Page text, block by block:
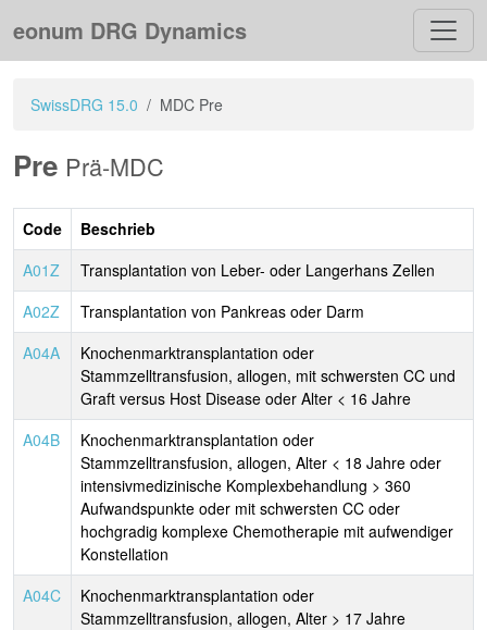
eonum DRG Dynamics
SwissDRG 15.0 MDC Pre
Pre Prä-MDC
Code
Beschrieb
A01Z
Transplantation von Leber- oder Langerhans Zellen
A02Z
Transplantation von Pankreas oder Darm
A04A
Knochenmarktransplantation oder
Stammzelltransfusion, allogen, mit schwersten CC und
Graft versus Host Disease oder Alter < 16 Jahre
A04B
Knochenmarktransplantation oder
Stammzelltransfusion, allogen, Alter < 18 Jahre oder
intensivmedizinische Komplexbehandlung > 360
Aufwandspunkte oder mit schwersten CC oder
hochgradig komplexe Chemotherapie mit aufwendiger
Konstellation
A04C
Knochenmarktransplantation oder
Stammzelltransfusion, allogen, Alter > 17 Jahre